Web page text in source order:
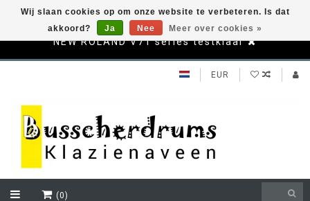
NEW ROLAND V71 series testklaar
EUR
(0)
Wij slaan cookies op om onze website te verbeteren. Is dat
akkoord?
Ja Nee Meer over cookies »